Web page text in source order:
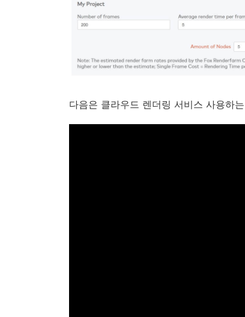
다음은 클라우드 렌더링 서비스 사용하